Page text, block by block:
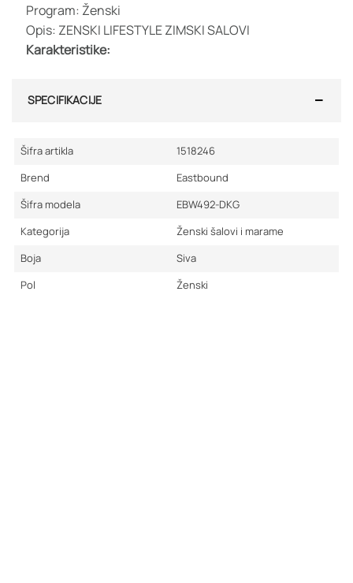
Program: Ženski
Opis: ZENSKI LIFESTYLE ZIMSKI SALOVI
Karakteristike:
SPECIFIKACIJE
Šifra artikla
1518246
Brend
Eastbound
Šifra modela
EBW492-DKG
Kategorija
Ženski šalovi i marame
Boja
Siva
Pol
Ženski